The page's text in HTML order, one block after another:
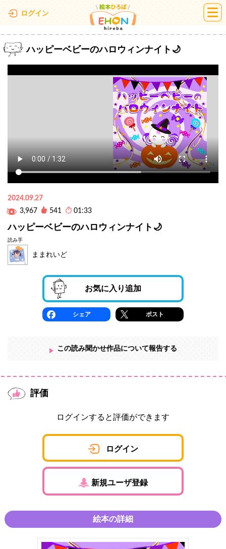
ログイン 絵本ひろば
ハッピーベビーのハロウィンナイト🌙
2024.09.27
3,967
541 01:33
ハッピーベビーのハロウィンナイト🌙
読み手
ままれいど
お気に入り追加
シェア ポスト
この読み聞かせ作品について報告する
評価
ログインすると評価ができます
ログイン
新規ユーザ登録
絵本の詳細